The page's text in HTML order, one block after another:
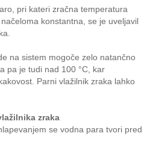
pri kateri zračna temperatura
konstantna, se je uveljavil
na sistem mogoče zelo natančno
pa je tudi nad 100 °C, kar
Parni vlažilnik zraka lahko
zraka
se vodna para tvori pred